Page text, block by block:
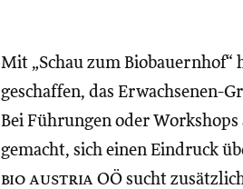
Mit „Schau zum Biobauernhof“
geschaffen, das Erwachsenen-
Bei Führungen oder
gemacht, sich einen Eindruck
bio austria OÖ sucht